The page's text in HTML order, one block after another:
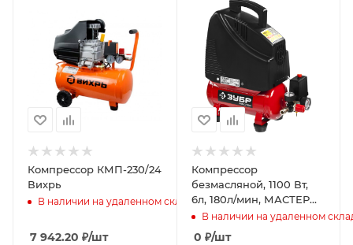
Компрессор КМП-230/24
Вихрь
В наличии на удаленном складе
7 942.20 ₽/шт
Компрессор
безмасляной, 1100 Вт,
6л, 180л/мин, МАСТЕР
ЗУБР
В наличии на удаленном
0 ₽/шт